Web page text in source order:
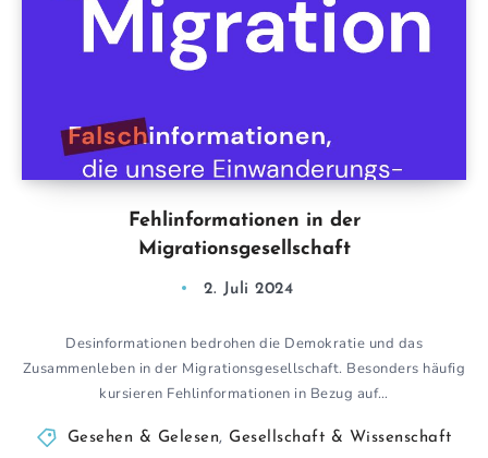
Fehlinformationen in der
Migrationsgesellschaft
2. Juli 2024
Desinformationen bedrohen die Demokratie und das
Zusammenleben in der Migrationsgesellschaft. Besonders häufig
kursieren Fehlinformationen in Bezug auf…
Gesehen & Gelesen, Gesellschaft & Wissenschaft